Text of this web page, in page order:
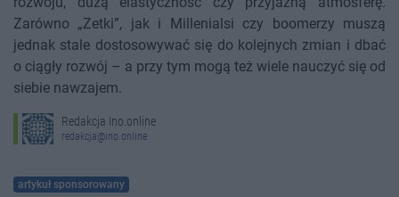
Zarówno „Zetki”, jak i Millenialsi czy boomerzy muszą
jednak stale dostosowywać się do kolejnych zmian i dbać
o ciągły rozwój – a przy tym mogą też wiele nauczyć się od
siebie nawzajem.
Redakcja Ino.online
redakcja@ino.online
artykuł sponsorowany